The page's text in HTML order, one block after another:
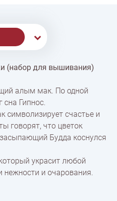
(набор для вышивания)
алым мак. По одной
сна Гипнос.
символизирует счастье и
говорят, что цветок
Будда коснулся
украсит любой
нежности и очарования.